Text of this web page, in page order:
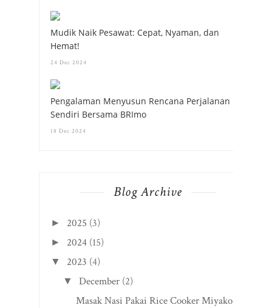
Mudik Naik Pesawat: Cepat, Nyaman, dan
Hemat!
24 Dec 2024
Pengalaman Menyusun Rencana Perjalanan
Sendiri Bersama BRImo
18 Dec 2024
Blog Archive
► 2025 (3)
► 2024 (15)
▼ 2023 (4)
▼ December (2)
Masak Nasi Pakai Rice Cooker Miyako